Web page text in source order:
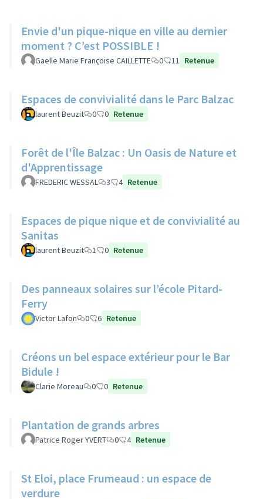
Envie d'un pique-nique en ville au dernier
moment ? C’est POSSIBLE !
Gaelle Marie Françoise CAILLETTE 0 11 Retenue
Espaces de convivialité dans le Parc Balzac
laurent Beuzit 0 0 Retenue
Forêt de l'Île Balzac : Un Oasis de Nature et
d'Apprentissage
FREDERIC WESSAL 3 4 Retenue
Espaces de pique nique et de convivialité au
Sanitas
laurent Beuzit 1 0 Retenue
Des panneaux solaires sur l’école Pitard-
Ferry
Victor Lafon 0 6 Retenue
Créons un bel espace extérieur pour le Bar
Bidule !
Clarie Moreau 0 0 Retenue
Plantation de grands arbres
Patrice Roger YVERT 0 4 Retenue
St Eloi, place Frumeaud : un espace de
verdure